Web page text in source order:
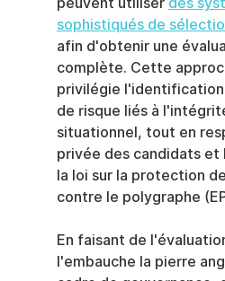
peuvent utiliser des
sophistiqués de
afin d'obtenir une
complète. Cette
privilégie
de risque liés à
situationnel, tout en
privée des candidats et
la loi sur la protection
contre le polygraphe
En faisant de
l'embauche la pierre